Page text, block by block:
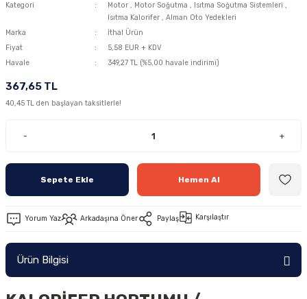
Yakıt Pompası, Yakıt Hatları
Kategori Motor , Motor Soğutma , Isıtma Soğutma Sistemleri ,
Isıtma Kalorifer , Alman Oto Yedekleri
Marka
İthal Ürün
Fiyat
5,58 EUR + KDV
Havale
349,27 TL (%5,00 havale indirimi)
367,65 TL
40,45 TL den başlayan taksitlerle!
- +
Sepete Ekle Hemen Al
Yorum Yaz Arkadaşına Öner Paylaş Karşılaştır
Ürün Bilgisi